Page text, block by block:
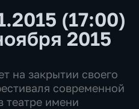
(17:00)
2015
на закрытии своего
современной
театре имени